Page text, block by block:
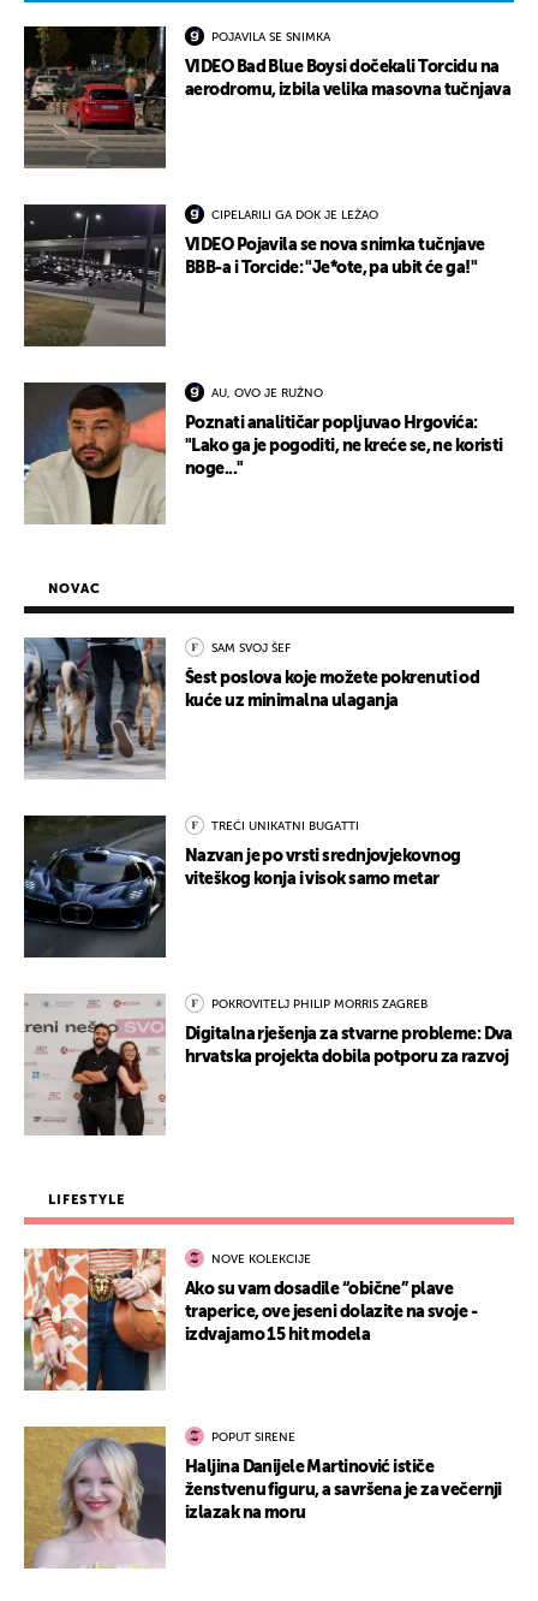
POJAVILA SE SNIMKA
VIDEO Bad Blue Boysi dočekali Torcidu na
aerodromu, izbila velika masovna tučnjava
CIPELARILI GA DOK JE LEŽAO
VIDEO Pojavila se nova snimka tučnjave
BBB-a i Torcide: "Je*ote, pa ubit će ga!"
AU, OVO JE RUŽNO
Poznati analitičar popljuvao Hrgovića:
"Lako ga je pogoditi, ne kreće se, ne koristi
noge..."
NOVAC
SAM SVOJ ŠEF
Šest poslova koje možete pokrenuti od
kuće uz minimalna ulaganja
TREĆI UNIKATNI BUGATTI
Nazvan je po vrsti srednjovjekovnog
viteškog konja i visok samo metar
POKROVITELJ PHILIP MORRIS ZAGREB
Digitalna rješenja za stvarne probleme: Dva
hrvatska projekta dobila potporu za razvoj
LIFESTYLE
NOVE KOLEKCIJE
Ako su vam dosadile “obične” plave
traperice, ove jeseni dolazite na svoje -
izdvajamo 15 hit modela
POPUT SIRENE
Haljina Danijele Martinović ističe
ženstvenu figuru, a savršena je za večernji
izlazak na moru